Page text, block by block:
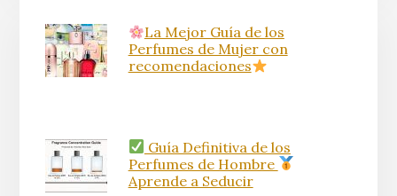
La Mejor Guía de los
Perfumes de Mujer con
recomendaciones
Guía Definitiva de los
Perfumes de Hombre
Aprende a Seducir